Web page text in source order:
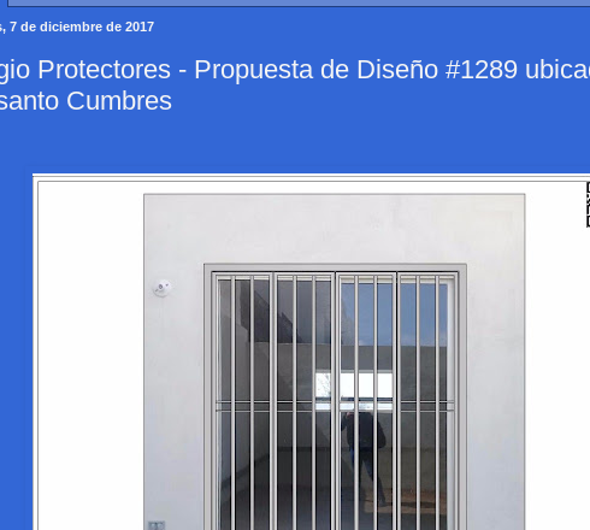
7 de diciembre de 2017
Protectores - Propuesta de Diseño #1289
Cumbres